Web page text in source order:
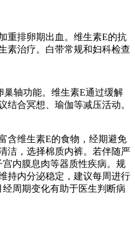
重排卵期出血。维生素E的抗
素治疗。白带常规和妇科检查
轴功能。维生素E通过缓解
结合冥想、瑜伽等减压活动。
含维生素E的食物，经期避免
洁，选择棉质内裤。若伴随严
内膜息肉等器质性疾病。规
持内分泌稳定，建议每周进行
周期变化有助于医生判断病